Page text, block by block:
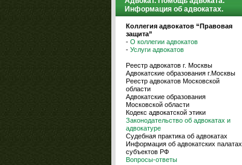
Информация об адвокатах.
Коллегия адвокатов “Правовая
защита”
- О коллегии адвокатов
- Услуги адвокатов
Реестр адвокатов г. Москвы
Адвокатские образования г.Москвы
Реестр адвокатов Московской
области
Адвокатские образования
Московской области
Кодекс адвокатской этики
Законодательство об адвокатах и
адвокатуре
Судебная практика об адвокатах
Информация об адвокатских палатах
субъектов РФ
Вопросы-ответы